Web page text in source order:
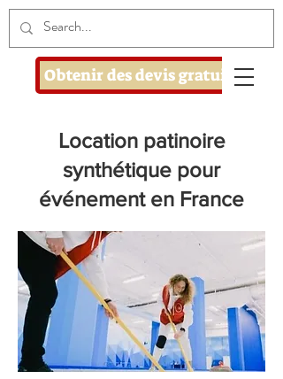
Obtenir des devis gratuits
Location patinoire
synthétique pour
événement en France